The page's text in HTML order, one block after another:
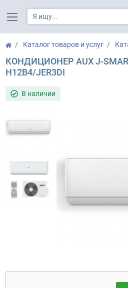
Каталог товаров и услуг
КОНДИЦИОНЕР AUX J-
H12B4/JER3DI
В наличии